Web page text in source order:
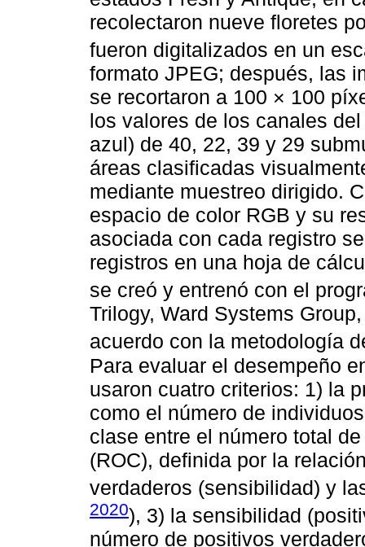
recolectaron nueve floretes
fueron digitalizados en un
formato JPEG; después, las
se recortaron a 100 × 100
los valores de los canales
azul) de 40, 22, 39 y 29
áreas clasificadas
mediante muestreo dirigido.
espacio de color RGB y su
asociada con cada registro
registros en una hoja de
se creó y entrenó con el
Trilogy, Ward Systems
acuerdo con la metodología
Para evaluar el desempeño
usaron cuatro criterios: 1) la
como el número de
clase entre el número total
(ROC), definida por la
verdaderos (sensibilidad) y
2020), 3) la sensibilidad
número de positivos